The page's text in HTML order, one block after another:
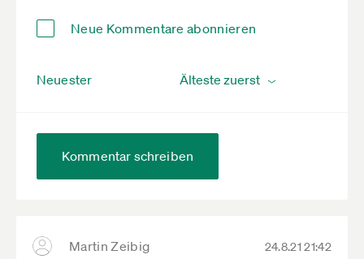
Neue Kommentare abonnieren
Neuester
Kommentar schreiben
Martin Zeibig 24.8.21 21:42